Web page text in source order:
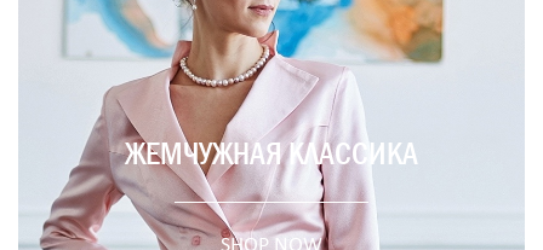
Кольца(2)
Серьги(15)
ЖЕМЧУЖНАЯ КЛАССИКА